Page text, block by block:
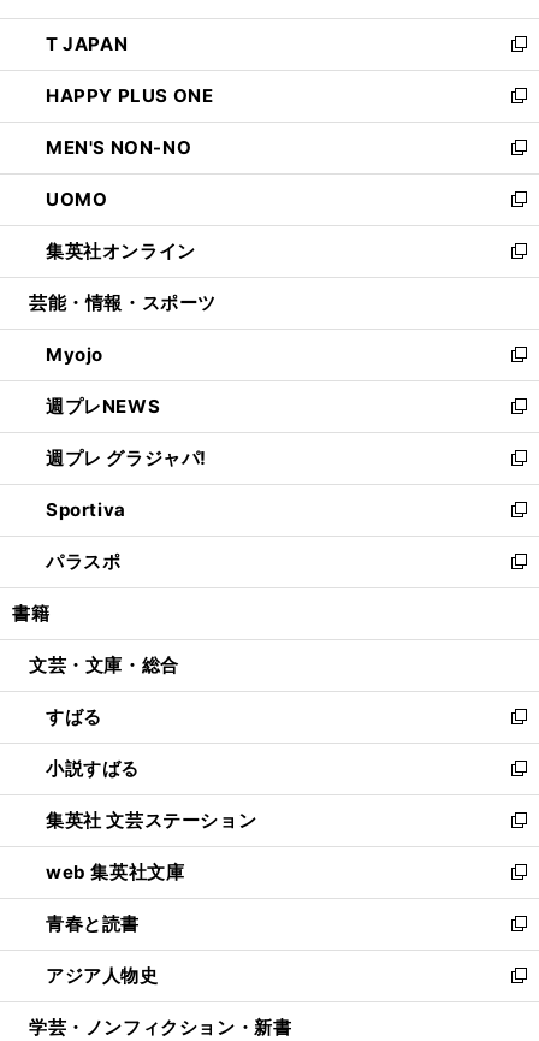
開
く
ウ
で
開
く
ン
ド
ウ
で
開
く
ウ
ィ
ン
ド
ウ
で
開
く
し
い
ウ
ィ
ン
ド
ウ
で
開
く
T JAPAN
新
し
い
ウ
ィ
ン
ド
ウ
で
開
HAPPY PLUS ONE
新
し
い
ウ
ィ
ン
ド
ウ
開
く
MEN'S NON-NO
新
し
い
ウ
ィ
ン
ウ
で
開
く
UOMO
新
し
い
ウ
ン
ド
ウ
で
開
く
集英社オンライン
新
し
ウ
ィ
ン
ド
ウ
で
開
く
芸能・情報・スポーツ
Myojo
新
し
い
ウ
ィ
ン
ド
ウ
で
開
週プレNEWS
新
し
い
ウ
ィ
ン
ド
ウ
開
週プレ グラジャパ!
新
し
い
ウ
ィ
ン
ウ
開
く
Sportiva
新
し
い
ウ
ン
ウ
で
開
く
パラスポ
新
し
ウ
ン
ド
ウ
で
開
く
書籍
文芸・文庫・総合
すばる
新
し
い
ウ
ィ
ン
ド
ウ
で
開
く
小説すばる
新
し
い
ウ
ィ
ン
ド
ウ
で
開
集英社 文芸ステーション
新
し
い
ウ
ィ
ン
ド
ウ
web 集英社文庫
新
し
い
ウ
ィ
ン
青春と読書
新
し
い
ウ
アジア人物史
新
し
学芸・ノンフィクション・新書